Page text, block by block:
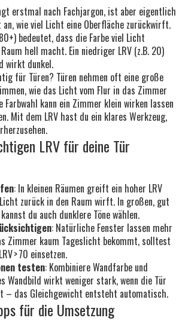
erstmal nach Fachjargon, ist aber eigentlich
an, wie viel Licht eine Oberfläche zurückwirft.
bedeutet, dass die Farbe viel Licht
hell macht. Ein niedriger LRV (z.B. 20)
wirkt dunkel.
für Türen? Türen nehmen oft eine große
wie das Licht vom Flur in das Zimmer
kann ein Zimmer klein wirken lassen
Mit dem LRV hast du ein klares Werkzeug,
LRV für deine Tür
: In kleinen Räumen greift ein hoher LRV
zurück in den Raum wirft. In großen, gut
du auch dunklere Töne wählen.
: Natürliche Fenster lassen mehr
Zimmer kaum Tageslicht bekommt, solltest
> 70 einsetzen.
testen: Kombiniere Wandfarbe und
Wandbild wirkt weniger stark, wenn die Tür
– das Gleichgewicht entsteht automatisch.
für die Umsetzung